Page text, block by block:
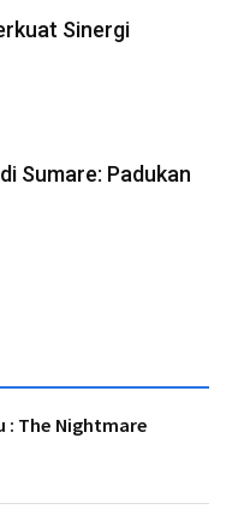
Sinergi
Sumare: Padukan
: The Nightmare